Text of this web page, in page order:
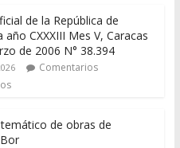
de la República de
año CXXXIII Mes V, Caracas
de 2006 N° 38.394
Comentarios
de obras de